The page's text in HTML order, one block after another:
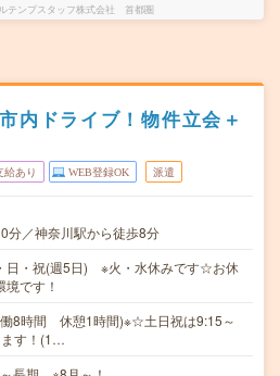
テンプスタッフ株式会社 首都圏
ドライブ！物件立会＋
給あり WEB登録OK 派遣
分／神奈川駅から徒歩8分
日・祝(週5日) ※火・水休みです☆お休
です！
8時間 休憩1時間)※☆土日祝は9:15～
ます！(1…